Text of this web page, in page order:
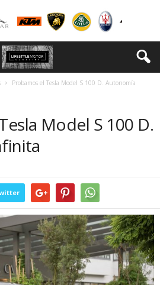
Probamos el Tesla Model S 100 D. Autonomía
Model S 100 D.